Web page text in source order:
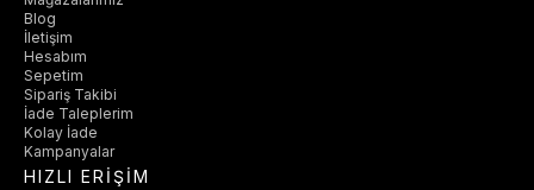
Blog
İletişim
Hesabım
Sepetim
Sipariş Takibi
İade Taleplerim
Kolay İade
Kampanyalar
HIZLI ERİŞİM